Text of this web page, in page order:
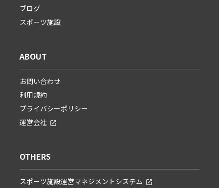
ブログ
スポーツ施設
ABOUT
お問い合わせ
利用規約
プライバシーポリシー
運営会社
OTHERS
スポーツ施設運営マネジメントシステム